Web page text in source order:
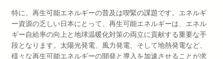
特に、再生可能エネルギーの普及は喫緊の課題です。エネルギ
ー資源の乏しい日本にとって、再生可能エネルギーは、エネル
ギー自給率の向上と地球温暖化対策の両立に貢献する重要な手
段となります。太陽光発電、風力発電、そして地熱発電など、
様々な再生可能エネルギーの開発と導入を加速させることが求